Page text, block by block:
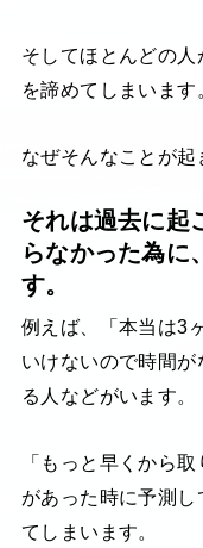
そしてほとんどの
を諦めてしまいます
なぜそんなことが起
それは過去に起
らなかった為に
す。
例えば、「本当は3
いけないので時間
る人などがいます。
「もっと早くから
があった時に予測
てしまいます。